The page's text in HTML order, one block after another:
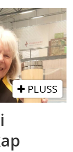
PLUSS